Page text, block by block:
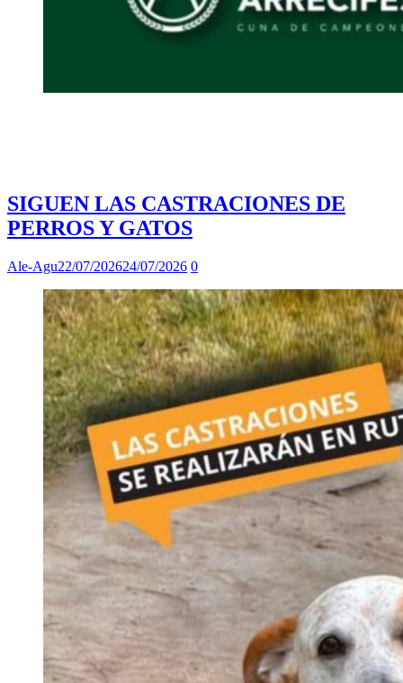
SIGUEN LAS CASTRACIONES DE
PERROS Y GATOS
Ale-Agu22/07/202624/07/2026 0